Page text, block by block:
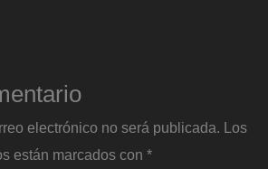
electrónico no será publicada. Los
están marcados con *